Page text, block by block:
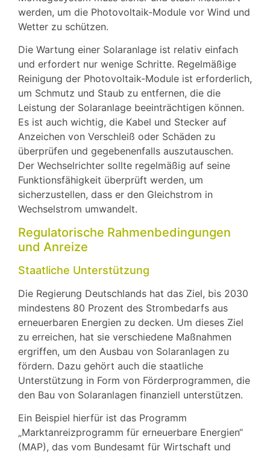
werden, um die Photovoltaik-Module vor Wind und
Wetter zu schützen.
Die Wartung einer Solaranlage ist relativ einfach
und erfordert nur wenige Schritte. Regelmäßige
Reinigung der Photovoltaik-Module ist erforderlich,
um Schmutz und Staub zu entfernen, die die
Leistung der Solaranlage beeinträchtigen können.
Es ist auch wichtig, die Kabel und Stecker auf
Anzeichen von Verschleiß oder Schäden zu
überprüfen und gegebenenfalls auszutauschen.
Der Wechselrichter sollte regelmäßig auf seine
Funktionsfähigkeit überprüft werden, um
sicherzustellen, dass er den Gleichstrom in
Wechselstrom umwandelt.
Regulatorische Rahmenbedingungen
und Anreize
Staatliche Unterstützung
Die Regierung Deutschlands hat das Ziel, bis 2030
mindestens 80 Prozent des Strombedarfs aus
erneuerbaren Energien zu decken. Um dieses Ziel
zu erreichen, hat sie verschiedene Maßnahmen
ergriffen, um den Ausbau von Solaranlagen zu
fördern. Dazu gehört auch die staatliche
Unterstützung in Form von Förderprogrammen, die
den Bau von Solaranlagen finanziell unterstützen.
Ein Beispiel hierfür ist das Programm
„Marktanreizprogramm für erneuerbare Energien“
(MAP), das vom Bundesamt für Wirtschaft und